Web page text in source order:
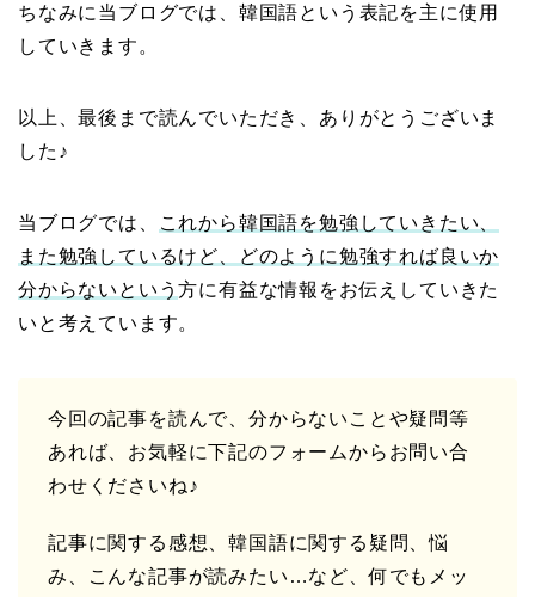
ちなみに当ブログでは、韓国語という表記を主に使用
していきます。
以上、最後まで読んでいただき、ありがとうございま
した♪
当ブログでは、
これから韓国語を勉強していきたい、
また勉強しているけど、どのように勉強すれば良いか
分からないという方に有益な情報をお伝えしていきた
いと考えています。
今回の記事を読んで、分からないことや疑問等
あれば、お気軽に下記のフォームからお問い合
わせくださいね♪
記事に関する感想、韓国語に関する疑問、悩
み、こんな記事が読みたい…など、何でもメッ